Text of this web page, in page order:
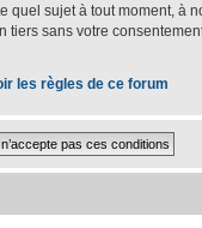
sujet à tout moment,
sans votre
les règles de ce forum